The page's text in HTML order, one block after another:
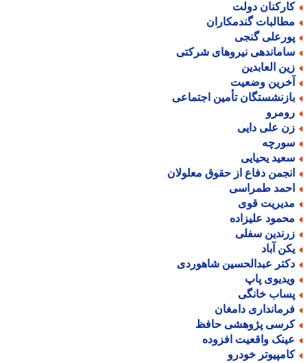
دولت
گندمکاران
گنجی
نیروهای شرکتی
العابدین
وضعیت
تأمین اجتماعی
علی دایی
یحیایی
دفاع از حقوق معلولان
طمراسی
قوی
علیزاده
سفلی
آباد
عبدالحسین شاهوردی
پاپ
خانگی
دامغان
پژوهشی حافظ
واقعیت افزوده
خودرو